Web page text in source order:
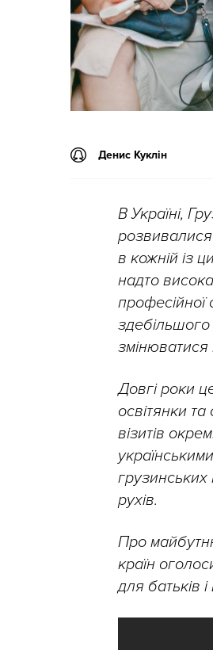
Денис Куклін
В Україні,
в кожній із
надто
професійної
змінюватися
Довгі роки
освітянки
візитів
грузинських
рухів.
Про
країн
для батьків